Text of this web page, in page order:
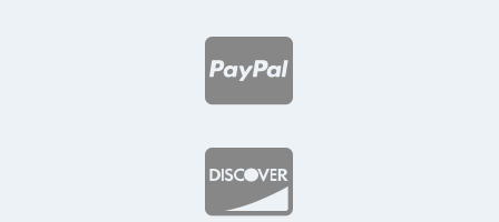

